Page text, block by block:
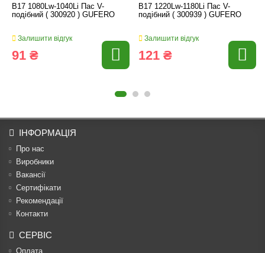
B17 1080Lw-1040Li Пас V-
подібний ( 300920 ) GUFERO
Залишити відгук
91 ₴
B17 1220Lw-1180Li Пас V-
подібний ( 300939 ) GUFERO
Залишити відгук
121 ₴
ІНФОРМАЦІЯ
Про нас
Виробники
Вакансії
Сертифікати
Рекомендації
Контакти
СЕРВІС
Оплата